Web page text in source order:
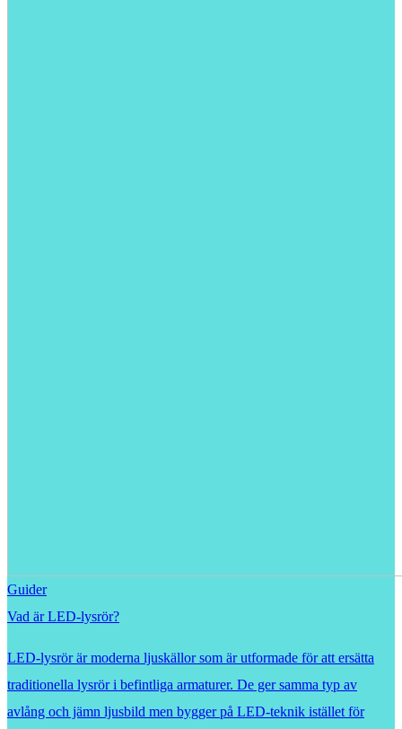
Guider
Vad är LED-lysrör?
LED-lysrör är moderna ljuskällor som är utformade för att ersätta
traditionella lysrör i befintliga armaturer. De ger samma typ av
avlång och jämn ljusbild men bygger på LED-teknik istället för